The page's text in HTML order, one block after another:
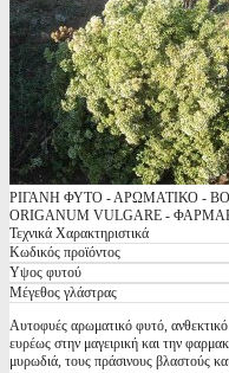
ΡΙΓΑΝΗ ΦΥΤΟ - ΑΡΩΜΑΤΙΚΟ -
ORIGANUM VULGARE -
Τεχνικά Χαρακτηριστικά
Κωδικός προϊόντος
Υψος φυτού
Μέγεθος γλάστρας
Αυτοφυές αρωματικό φυτό, ανθεκτικό
ευρέως στην μαγειρική και την
μυρωδιά, τους πράσινους βλαστούς